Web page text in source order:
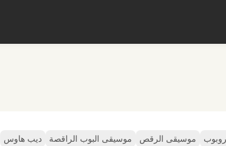
موسيقى الرقص موسيقى البوب الراقصة
ديب هاوس